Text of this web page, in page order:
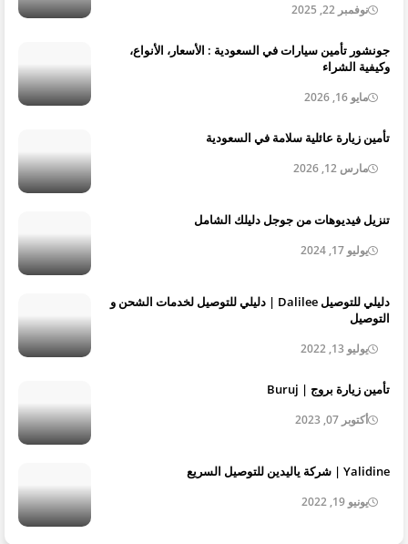
نوفمبر 22, 2025
جونشور تأمين سيارات في السعودية : الأسعار، الأنواع،
وكيفية الشراء
مايو 16, 2026
تأمين زيارة عائلية سلامة في السعودية
مارس 12, 2026
تنزيل فيديوهات من جوجل دليلك الشامل
يوليو 17, 2024
دليلي للتوصيل Dalilee | دليلي للتوصيل لخدمات الشحن و
التوصيل
يوليو 13, 2022
تأمين زيارة بروج | Buruj
أكتوبر 07, 2023
Yalidine | شركة ياليدين للتوصيل السريع
يونيو 19, 2022